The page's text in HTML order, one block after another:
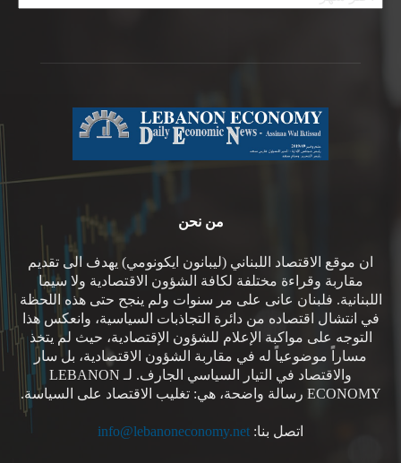
من نحن
ان موقع الاقتصاد اللبناني (ليبانون ايكونومي) يهدف الى تقديم
مقاربة وقراءة مختلفة لكافة الشؤون الاقتصادية ولا سيما
اللبنانية. فلبنان عانى على مر سنوات ولم ينجح حتى هذه اللحظة
في انتشال اقتصاده من دائرة التجاذبات السياسية، وانعكس هذا
التوجه على مواكبة الإعلام للشؤون الإقتصادية، حيث لم يتخذ
مساراً موضوعياً له في مقاربة الشؤون الاقتصادية، بل سار
والاقتصاد في التيار السياسي الجارف. لـ LEBANON
ECONOMY رسالة واضحة، هي: تغليب الاقتصاد على السياسة.
اتصل بنا: info@lebanoneconomy.net